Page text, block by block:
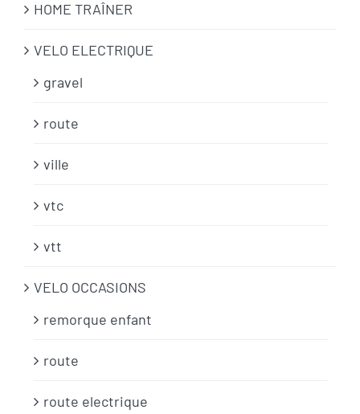
HOME TRAÎNER
VELO ELECTRIQUE
gravel
route
ville
vtc
vtt
VELO OCCASIONS
remorque enfant
route
route electrique